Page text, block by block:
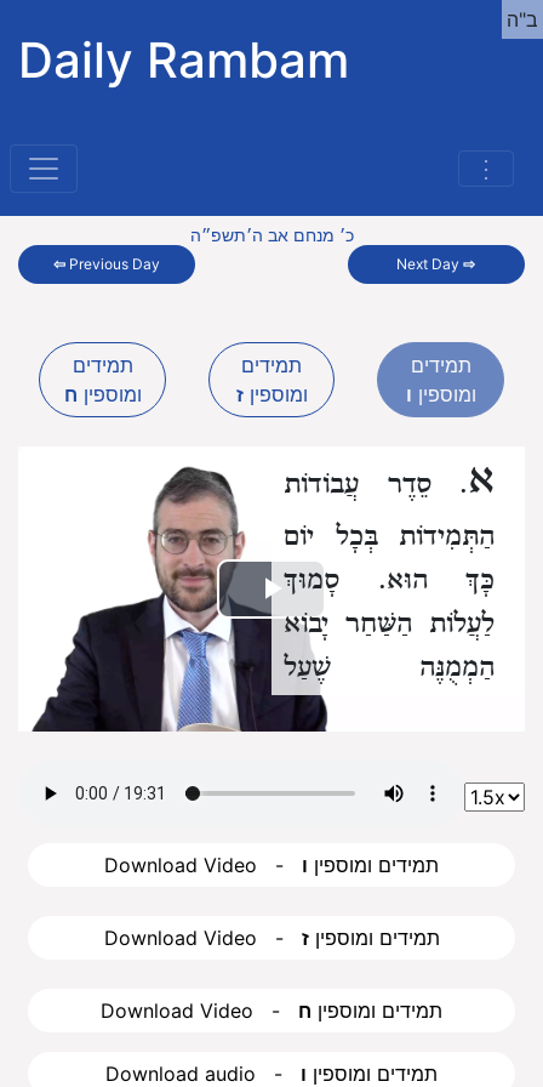
Daily Rambam
⋮
ב"ה
⇦ Previous Day
כ׳ מנחם אב ה׳תשפ״ה
Next Day⇨
תמידים
ומוספין ח
תמידים
ומוספיןז
תמידים
ומוספין ו
Play
Video
א. סֵדֶר עֲבוֹדוֹת
הַתְּמִידוֹת בְּכָל יוֹם
כָּךְ הוּא. סָמוּךְ
לַעֲלוֹת הַשַּׁחַר יָבוֹא
הַמְמֻנֶּה שֶׁעַל
הַפְּיָסוֹת וְיַקִּישׁ עַל
וּמְבַלְּשִׁין אֶת כָּל
עוֹשֵׂי חֲבִיתִין לַעֲשׂוֹת
הַחֲבִיתִין. וְכָל
טָבְלוּ קֹדֶם שֶׁיָּבוֹא
הַמְמֻנֶּה וְלָבְשׁוּ בִּגְדֵי
Download Video - תמידים ומוספין ו
Download Video - תמידים ומוספיןז
Download Video - תמידים ומוספין ח
Download audio - תמידים ומוספין ו